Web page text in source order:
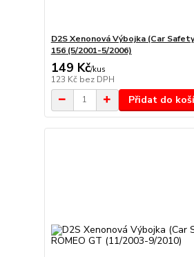
D2S Xenonová Výbojka (Car
156 (5/2001-5/2006)
149 Kč/kus
123 Kč bez DPH
Přidat do